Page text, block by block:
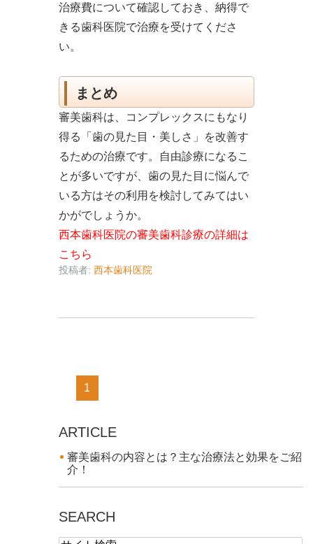
治療費について確認しておき、納得で
きる歯科医院で治療を受けてくださ
い。
まとめ
審美歯科は、コンプレックスにもなり
得る「歯の見た目・美しさ」を改善す
るための治療です。自由診療になるこ
とが多いですが、歯の見た目に悩んで
いる方はその利用を検討してみてはい
かがでしょうか。
西本歯科医院の審美歯科診療の詳細は
こちら
投稿者: 西本歯科医院
1
ARTICLE
審美歯科の内容とは？主な治療法と効果をご紹
介！
SEARCH